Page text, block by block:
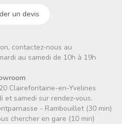
un devis
contactez-nous au
au samedi de 10h à 19h
Clairefontaine-en-Yvelines
et samedi sur rendez-vous.
- Rambouillet (30 min)
chercher en gare (10 min)